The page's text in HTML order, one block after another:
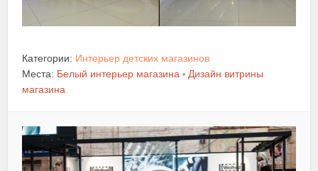
Категории: Интерьер детских магазинов
Места: Белый интерьер магазина • Дизайн витрины
магазина